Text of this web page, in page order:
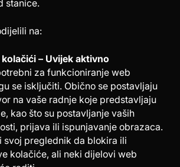
stanice.
na:
– Uvijek aktivno
za funkcioniranje web
se isključiti. Obično se postavljaju
na vaše radnje koje predstavljaju
kao što su postavljanje vaših
prijava ili ispunjavanje obrazaca.
svoj preglednik da blokira ili
kolačiće, ali neki dijelovi web